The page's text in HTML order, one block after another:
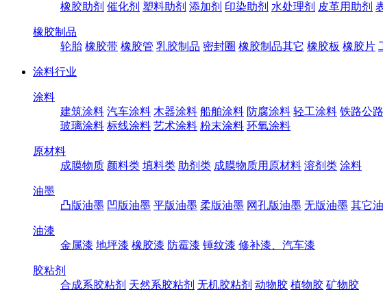
橡胶助剂 催化剂 塑料助剂 添加剂 印染助剂 水处理剂 皮革用助剂
橡胶制品
轮胎 橡胶带 橡胶管 乳胶制品 密封圈 橡胶制品其它 橡胶板 橡胶片
涂料行业
涂料
建筑涂料 汽车涂料 木器涂料 船舶涂料 防腐涂料 轻工涂料 铁路公
玻璃涂料 标线涂料 艺术涂料 粉末涂料 环氧涂料
原材料
成膜物质 颜料类 填料类 助剂类 成膜物质用原材料 溶剂类 涂料
油墨
凸版油墨 凹版油墨 平版油墨 柔版油墨 网孔版油墨 无版油墨 其它
油漆
金属漆 地坪漆 橡胶漆 防霉漆 锤纹漆 修补漆、汽车漆
胶粘剂
合成系胶粘剂 天然系胶粘剂 无机胶粘剂 动物胶 植物胶 矿物胶